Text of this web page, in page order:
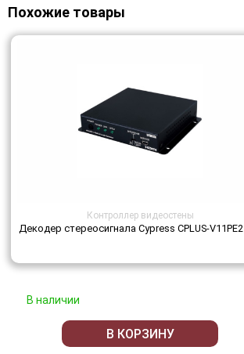
Похожие товары
Контроллер видеостены
Декодер стереосигнала Cypress CPLUS-V11PE2
В наличии
В КОРЗИНУ